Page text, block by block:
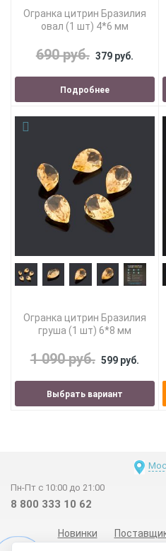
Огранка цитрин Бразилия
овал (1 шт) 4*6 мм
690 руб. 379 руб.
Подробнее
Огранка цитрин Бразилия
груша (1 шт) 6*8 мм
1 090 руб. 599 руб.
Выбрать вариант
Пн-Пт с 10:00 до 21:00
8 800 333 10 62
Новинки